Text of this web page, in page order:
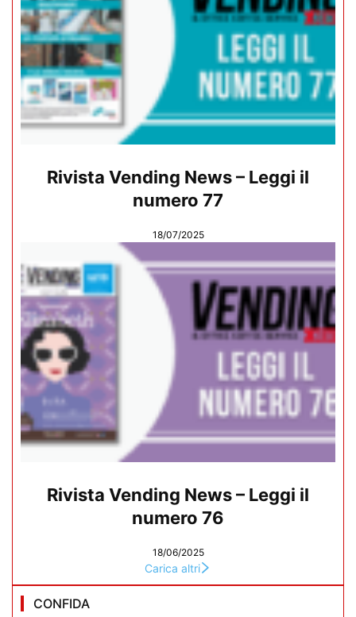
Rivista Vending News – Leggi il
numero 77
18/07/2025
Rivista Vending News – Leggi il
numero 76
18/06/2025
Carica altri
CONFIDA